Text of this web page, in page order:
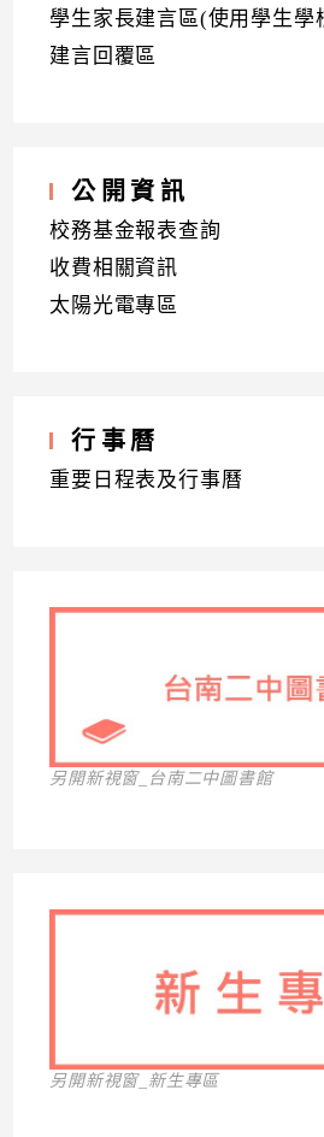
學生家長建言區(使用學生學
建言回覆區
公開資訊
校務基金報表查詢
收費相關資訊
太陽光電專區
行事曆
重要日程表及行事曆
另開新視窗_台南二中圖書館
另開新視窗_新生專區